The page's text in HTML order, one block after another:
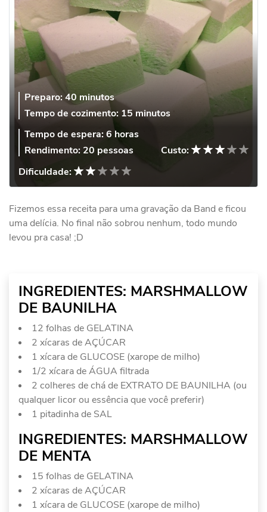
Preparo:40 minutos
Tempo de cozimento: 15 minutos
Tempo de espera:6 horas
Rendimento: 20 pessoas
Custo:
Dificuldade:
Fizemos essa receita para uma gravação da Band e ficou
uma delícia. No final não sobrou nenhum, todo mundo
levou pra casa! ;D
INGREDIENTES: MARSHMALLOW
DE BAUNILHA
12 folhas de GELATINA
2 xícaras de AÇÚCAR
1 xícara de GLUCOSE (xarope de milho)
1/2 xícara de ÁGUA filtrada
2 colheres de chá de EXTRATO DE BAUNILHA (ou
qualquer licor ou essência que você preferir)
1 pitadinha de SAL
INGREDIENTES: MARSHMALLOW
DE MENTA
15 folhas de GELATINA
2 xícaras de AÇÚCAR
1 xícara de GLUCOSE (xarope de milho)